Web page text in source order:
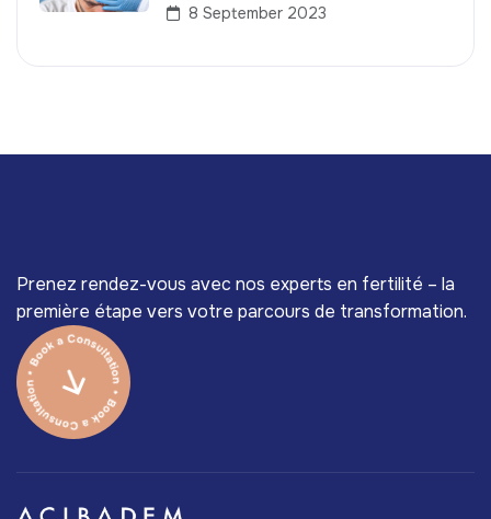
8 September 2023
Prenez rendez-vous avec nos experts en fertilité – la
première étape vers votre parcours de transformation.